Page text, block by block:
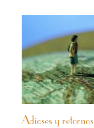
Adioses y retornos